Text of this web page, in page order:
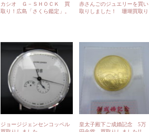
カシオ Ｇ－ＳＨＯＣＫ 買
取り！広島「さくら鑑定」。
赤さんごのジュエリーを買い
取りしました！ 珊瑚買取り
ジョージジェンセンコッペル
皇太子殿下ご成婚記念 5万